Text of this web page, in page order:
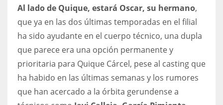
PIT
20
NE
16
OAK
Al lado de Quique, estará Oscar, su hermano,
que ya en las dos últimas temporadas en el filial
ha sido ayudante en el cuerpo técnico, una dupla
que parece era una opción permanente y
prioritaria para Quique Cárcel, pese al casting que
ha habido en las últimas semanas y los rumores
que han acercado a la órbita gerundense a